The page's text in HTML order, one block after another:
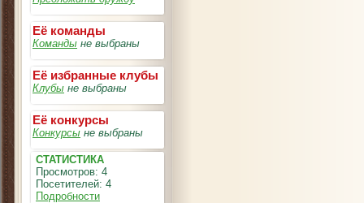
Её команды
Команды не выбраны
Её избранные клубы
Клубы не выбраны
Её конкурсы
Конкурсы не выбраны
СТАТИСТИКА
Просмотров: 4
Посетителей: 4
Подробности